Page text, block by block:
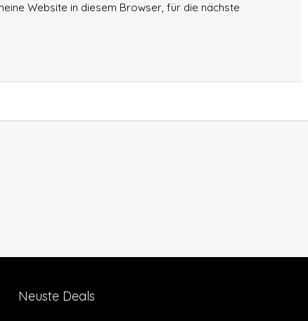
Website in diesem Browser, für die nächste
Neuste Deals